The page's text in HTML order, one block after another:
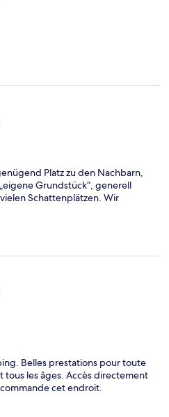
Platz zu den Nachbarn,
Grundstück“, generell
Schattenplätzen. Wir
Belles prestations pour toute
tous les âges. Accès directement
cet endroit.